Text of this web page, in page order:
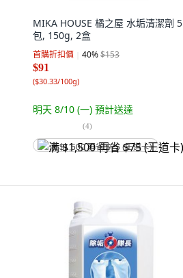
MIKA HOUSE 橘之屋 水垢清潔劑 5
包, 150g, 2盒
首購折扣價 40%$153
$91
($30.33/100g)
明天 8/10 (一) 預計送達
(4)
满 $1,500 再省 $75 (王道卡)